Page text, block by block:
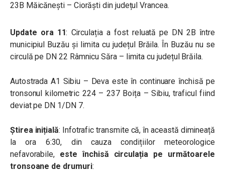
23B Măicănești – Ciorăști din județul Vrancea.
Update ora 11: Circulația a fost reluată pe DN 2B între
municipiul Buzău și limita cu județul Brăila. În Buzău nu se
circulă pe DN 22 Râmnicu Săra – limita cu județul Brăila.
Autostrada A1 Sibiu – Deva este în continuare închisă pe
tronsonul kilometric 224 – 237 Boița – Sibiu, traficul fiind
deviat pe DN 1/DN 7.
Știrea inițială: Infotrafic transmite că, în această dimineață
la ora 6:30, din cauza condițiilor meteorologice
nefavorabile, este închisă circulația pe următoarele
tronsoane de drumuri: